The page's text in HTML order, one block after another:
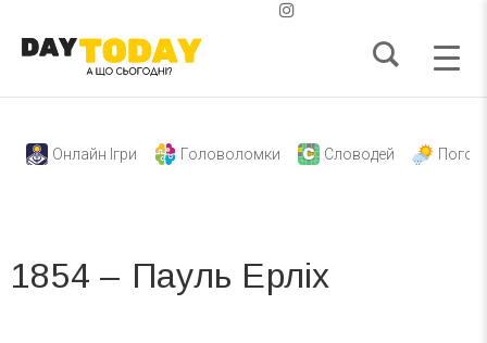
Онлайн Ігри Головоломки Словодей
1854 – Пауль Ерліх